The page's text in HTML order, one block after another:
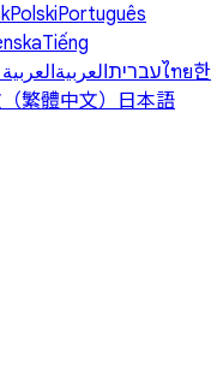
PolskiPortuguês
Tiếng
עבריתالعربية ไทย한
繁體中文） 日本語